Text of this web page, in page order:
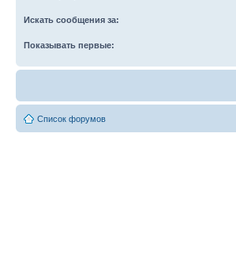
Искать сообщения за:
Показывать первые:
Список форумов